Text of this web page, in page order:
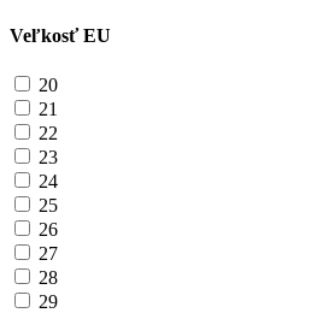
Veľkosť EU
20
21
22
23
24
25
26
27
28
29